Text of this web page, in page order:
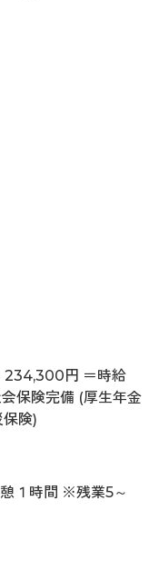
円 ＝時給
保険完備 (厚生年金
険)
１時間 ※残業5～